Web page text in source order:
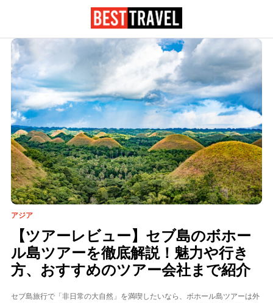
アジア
【ツアーレビュー】セブ島のボホー
ル島ツアーを徹底解説！魅力や行き
方、おすすめのツアー会社まで紹介
セブ島旅行で「非日常の大自然」を満喫したいなら、ボホール島ツアーは外